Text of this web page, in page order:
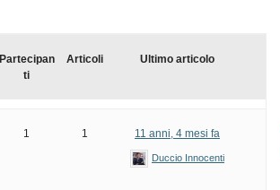
Partecipan
ti
Articoli Ultimo articolo
1 1 11 anni, 4 mesi fa
Duccio Innocenti